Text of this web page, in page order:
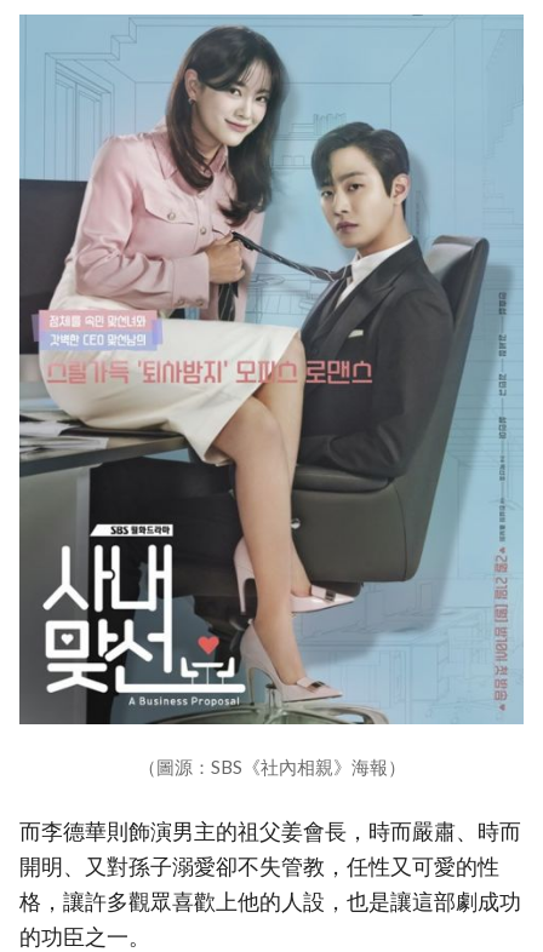
（圖源：SBS《社內相親》海報）
而李德華則飾演男主的祖父姜會長，時而嚴肅、時而
開明、又對孫子溺愛卻不失管教，任性又可愛的性
格，讓許多觀眾喜歡上他的人設，也是讓這部劇成功
的功臣之一。